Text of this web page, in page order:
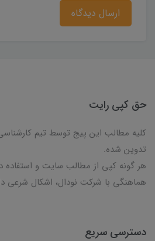
ارسال دیدگاه
حق کپی رایت
کلیه مطالب این پیج توسط تیم
تدوین شده.
هر گونه کپی از مطالب سایت و استفاده
هماهنگی با شرکت نودال، اشکال شرعی
دسترسی سریع